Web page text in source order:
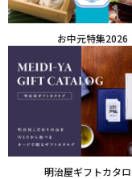
お中元特集2026
明治屋ギフトカタ